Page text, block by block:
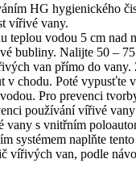
HG hygienického
vířivé vany.
teplou vodou 5 cm nad
bubliny. Nalijte 50 –
van přímo do vany.
v chodu. Poté vypusťte
Pro prevenci
používání vířivé
vany s vnitřním
systémem naplňte
vířivých van, podle